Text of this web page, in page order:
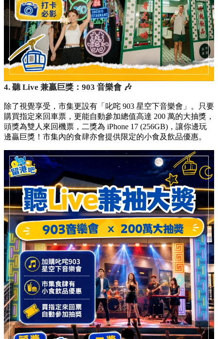
4. 聽 Live 兼贏巨獎：903 音樂會 🎶
除了視覺享受，市集更設有「叱咤 903 星空下音樂會」。只要
購買指定來回車票，更能自動參加總值高達 200 萬的大抽獎，
頭獎為雙人來回機票，二獎為 iPhone 17 (256GB)，讓你邊玩
邊贏巨獎！市集內的食肆亦會提供限定的小食及飲品優惠。